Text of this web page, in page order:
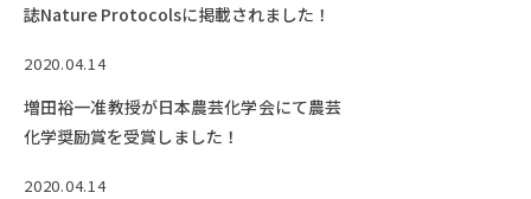
誌Nature Protocolsに掲載されました！
2020.04.14
増田裕一准教授が日本農芸化学会にて農芸
化学奨励賞を受賞しました！
2020.04.14